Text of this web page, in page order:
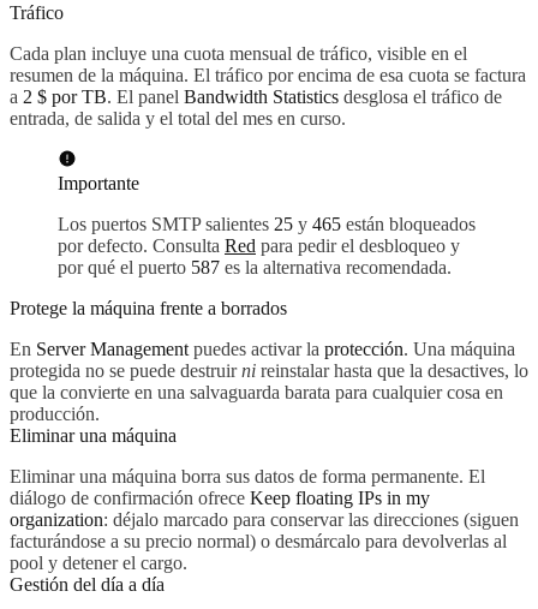
Tráfico
Cada plan incluye una cuota mensual de tráfico, visible en el
resumen de la máquina. El tráfico por encima de esa cuota se factura
a 2 $ por TB. El panel Bandwidth Statistics desglosa el tráfico de
entrada, de salida y el total del mes en curso.
Importante
Los puertos SMTP salientes 25 y 465 están bloqueados
por defecto. Consulta Red para pedir el desbloqueo y
por qué el puerto 587 es la alternativa recomendada.
Protege la máquina frente a borrados
En Server Management puedes activar la protección. Una máquina
protegida no se puede destruirni reinstalar hasta que la desactives, lo
que la convierte en una salvaguarda barata para cualquier cosa en
producción.
Eliminar una máquina
Eliminar una máquina borra sus datos de forma permanente. El
diálogo de confirmación ofrece Keep floating IPs in my
organization: déjalo marcado para conservar las direcciones (siguen
facturándose a su precio normal) o desmárcalo para devolverlas al
pool y detener el cargo.
Gestión del día a día